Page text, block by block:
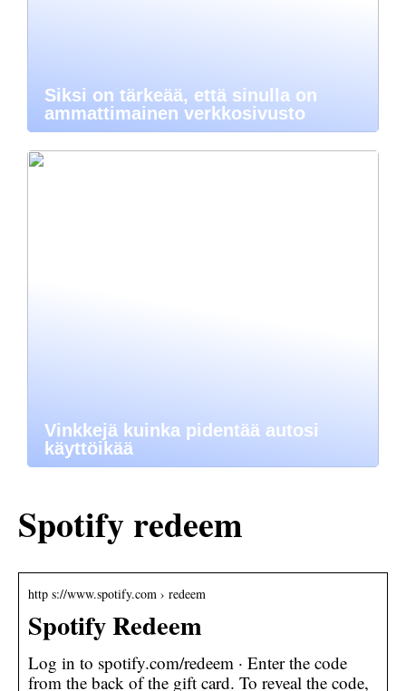
Siksi on tärkeää, että sinulla on
ammattimainen verkkosivusto
Vinkkejä kuinka pidentää autosi
käyttöikää
Spotify redeem
http s://www.spotify.com › redeem
Spotify Redeem
Log in to spotify.com/redeem · Enter the code
from the back of the gift card. To reveal the code,